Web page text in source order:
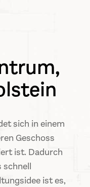
sich in einem
Geschoss
ist. Dadurch
schnell
ist es,